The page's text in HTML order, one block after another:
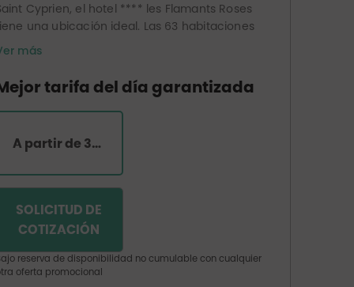
Cyprien, el hotel **** les Flamants Roses
una ubicación ideal. Las 63 habitaciones
suites tienen todas un balcón con vistas a
cuenta con un restaurante
con su comedor y terraza con
directa al mar, un centro de
mar, hammam, jacuzzis interiores y
más
tarifa del día garantizada
A partir de 340€ por habitación
SOLICITUD DE
COTIZACIÓN
reserva de disponibilidad no cumulable con cualquier
oferta promocional